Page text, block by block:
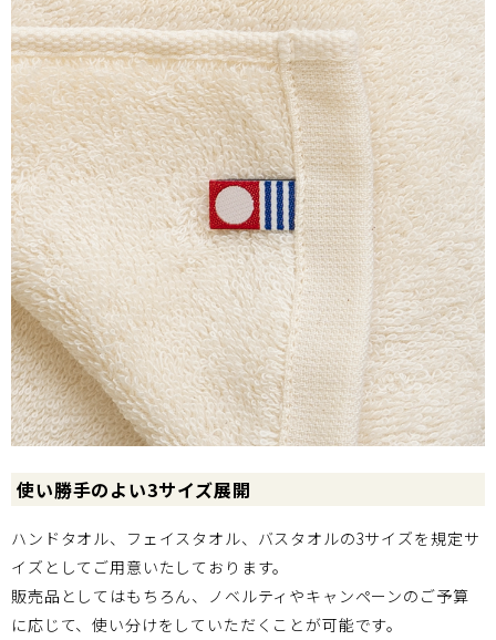
使い勝手のよい3サイズ展開
ハンドタオル、フェイスタオル、バスタオルの3サイズを規定サ
イズとしてご用意いたしております。
販売品としてはもちろん、ノベルティやキャンペーンのご予算
に応じて、使い分けをしていただくことが可能です。